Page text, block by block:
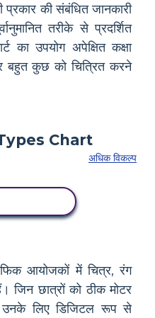
की संबंधित जानकारी
तरीके से प्रदर्शित
का उपयोग अपेक्षित कक्षा
बहुत कुछ को चित्रित करने
अधिक विकल्प
आयोजकों में चित्र, रंग
छात्रों को ठीक मोटर
उनके लिए डिजिटल रूप से